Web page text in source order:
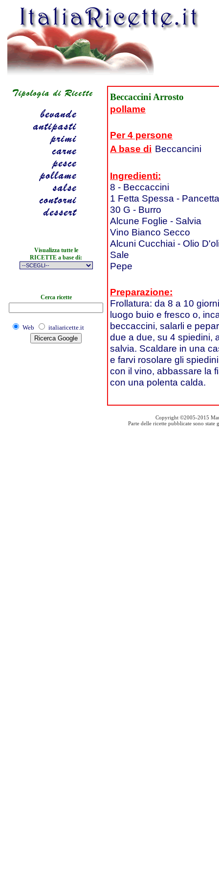
Visualizza tutte le
RICETTE a base di:
Cerca ricette
Web italiaricette.it
Beccaccini Arrosto
pollame
Per 4 persone
A base di Beccancini
Ingredienti:
8 - Beccaccini
1 Fetta Spessa -
30 G - Burro
Alcune Foglie - Salvia
Vino Bianco Secco
Alcuni Cucchiai - Olio
Sale
Pepe
Preparazione:
Frollatura: da 8 a 10
luogo buio e fresco o,
beccaccini, salarli e
due a due, su 4 spiedini,
salvia. Scaldare in una
e farvi rosolare gli
con il vino, abbassare la
con una polenta calda.
Copyright ©2005-2015
Parte delle ricette pubblicate sono state